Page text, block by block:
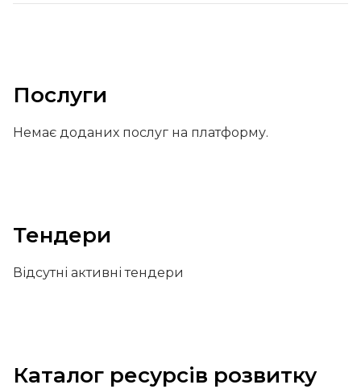
Послуги
Немає доданих послуг на платформу.
Тендери
Відсутні активні тендери
Каталог ресурсів розвитку